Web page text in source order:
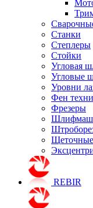
Станки
Степлеры
Стойки
Угловая
Угловые
Уровни
Фен
Фрезеры
REBIR